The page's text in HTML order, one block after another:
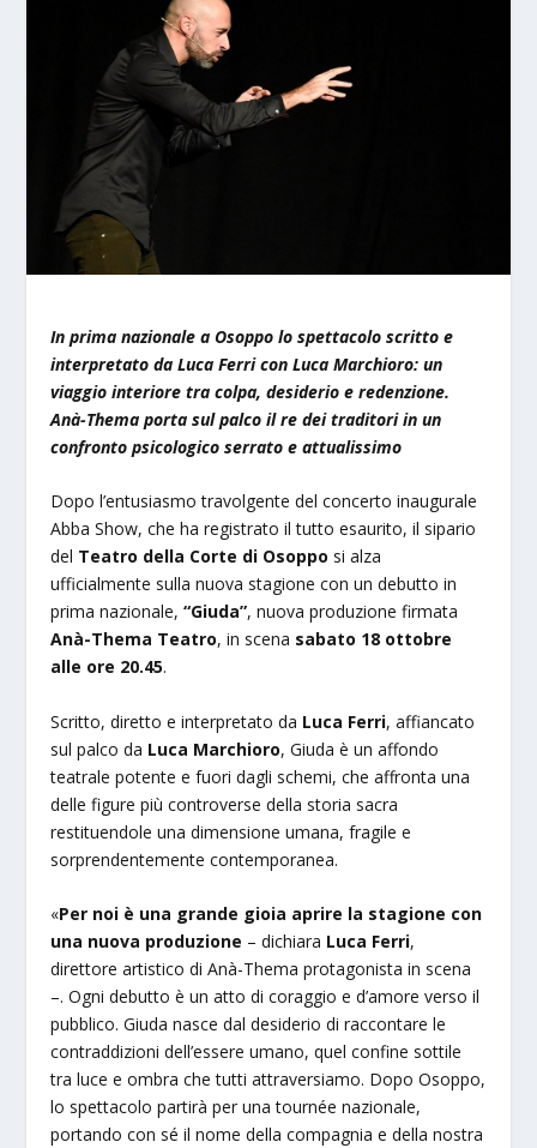
In prima nazionale a Osoppo lo spettacolo scritto e
interpretato da Luca Ferri con Luca Marchioro: un
viaggio interiore tra colpa, desiderio e redenzione.
Anà-Thema porta sul palco il re dei traditori in un
confronto psicologico serrato e attualissimo
Dopo l’entusiasmo travolgente del concerto inaugurale
Abba Show, che ha registrato il tutto esaurito, il sipario
del Teatro della Corte di Osoppo si alza
ufficialmente sulla nuova stagione con un debutto in
prima nazionale,“Giuda”, nuova produzione firmata
Anà-Thema Teatro, in scena sabato 18 ottobre
alle ore 20.45.
Scritto, diretto e interpretato da Luca Ferri, affiancato
sul palco da Luca Marchioro, Giuda è un affondo
teatrale potente e fuori dagli schemi, che affronta una
delle figure più controverse della storia sacra
restituendole una dimensione umana, fragile e
sorprendentemente contemporanea.
«Per noi è una grande gioia aprire la stagione con
una nuova produzione – dichiara Luca Ferri,
direttore artistico di Anà-Thema protagonista in scena
–. Ogni debutto è un atto di coraggio e d’amore verso il
pubblico. Giuda nasce dal desiderio di raccontare le
contraddizioni dell’essere umano, quel confine sottile
tra luce e ombra che tutti attraversiamo. Dopo Osoppo,
lo spettacolo partirà per una tournée nazionale,
portando con sé il nome della compagnia e della nostra